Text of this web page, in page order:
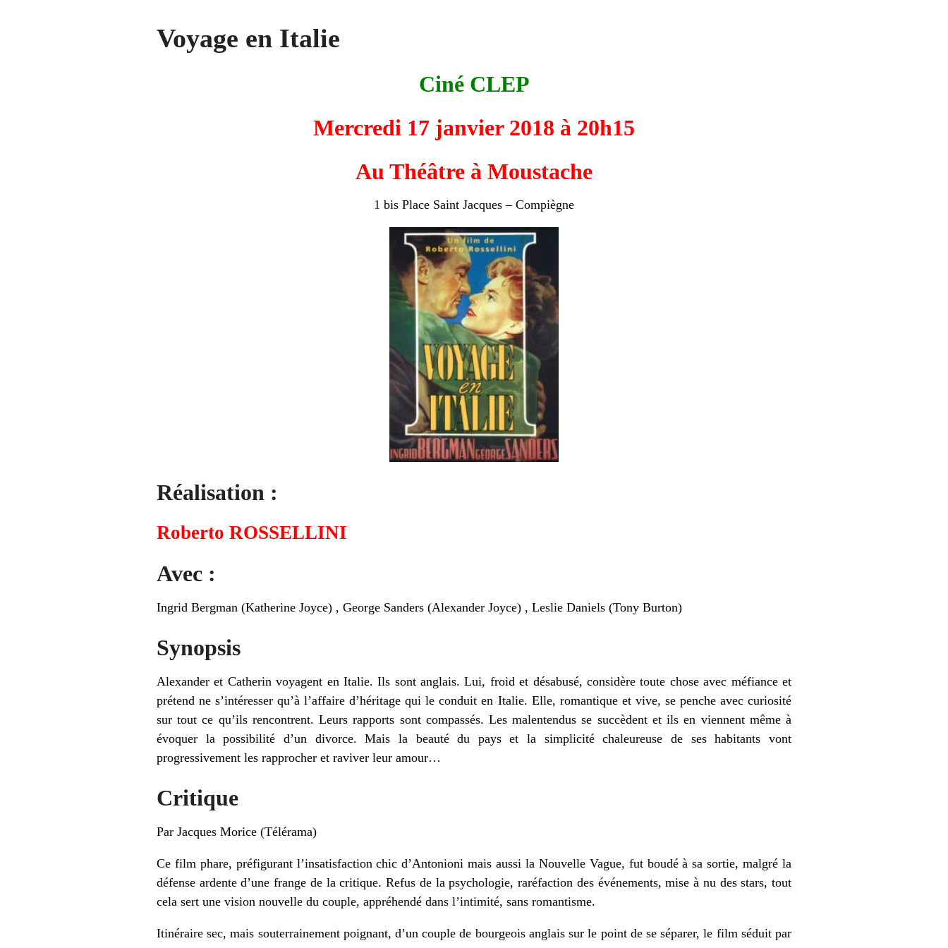
Voyage en Italie
Ciné CLEP
Mercredi 17 janvier 2018 à 20h15
Au Théâtre à Moustache
1 bis Place Saint Jacques – Compiègne
Réalisation :
Roberto ROSSELLINI
Avec :
Ingrid Bergman (Katherine Joyce) , George Sanders (Alexander Joyce) , Leslie Daniels (Tony Burton)
Synopsis
Alexander et Catherin voyagent en Italie. Ils sont anglais. Lui, froid et désabusé, considère toute chose avec méfiance et
prétend ne s’intéresser qu’à l’affaire d’héritage qui le conduit en Italie. Elle, romantique et vive, se penche avec curiosité
sur tout ce qu’ils rencontrent. Leurs rapports sont compassés. Les malentendus se succèdent et ils en viennent même à
évoquer la possibilité d’un divorce. Mais la beauté du pays et la simplicité chaleureuse de ses habitants vont
progressivement les rapprocher et raviver leur amour…
Critique
Par Jacques Morice (Télérama)
Ce film phare, préfigurant l’insatisfaction chic d’Antonioni mais aussi la Nouvelle Vague, fut boudé à sa sortie, malgré la
défense ardente d’une frange de la critique. Refus de la psychologie, raréfaction des événements, mise à nu des stars, tout
cela sert une vision nouvelle du couple, appréhendé dans l’intimité, sans romantisme.
Itinéraire sec, mais souterrainement poignant, d’un couple de bourgeois anglais sur le point de se séparer, le film séduit par